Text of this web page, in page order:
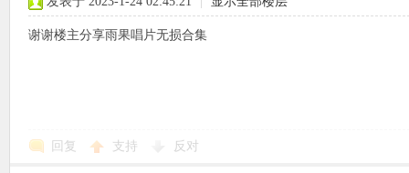
谢谢楼主分享雨果唱片无损合集
回复 支持 反对